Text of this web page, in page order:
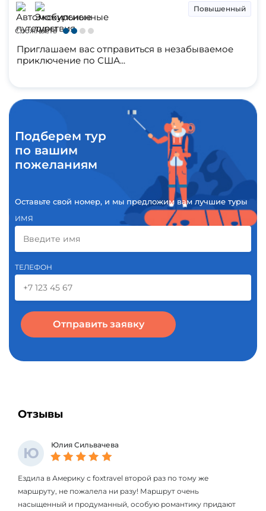
Повышенный
Сложность
Приглашаем вас отправиться в незабываемое
приключение по США...
Подберем тур
по вашим
пожеланиям
Оставьте свой номер, и мы предложим вам лучшие туры
ИМЯ
ТЕЛЕФОН
Отправить заявку
Отзывы
Ю Юлия Сильвачева
Ездила в Америку с foxtravel второй раз по тому же
маршруту, не пожалела ни разу! Маршрут очень
насыщенный и продуманный, особую романтику придают